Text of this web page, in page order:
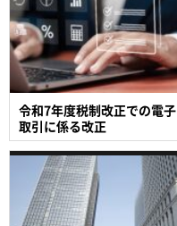
令和7年度税制改正での電子
取引に係る改正